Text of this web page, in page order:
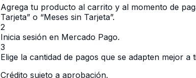
Agrega tu producto al carrito y al momento de
Tarjeta” o “Meses sin Tarjeta”.
2
Inicia sesión en Mercado Pago.
3
Elige la cantidad de pagos que se adapten mejor a
Crédito sujeto a aprobación.